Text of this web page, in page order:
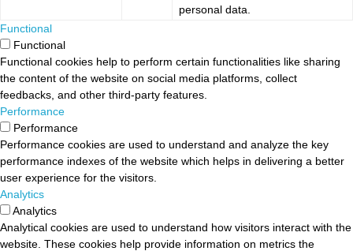
personal data.
Functional
Functional
Functional cookies help to perform certain functionalities like sharing
the content of the website on social media platforms, collect
feedbacks, and other third-party features.
Performance
Performance
Performance cookies are used to understand and analyze the key
performance indexes of the website which helps in delivering a better
user experience for the visitors.
Analytics
Analytics
Analytical cookies are used to understand how visitors interact with the
website. These cookies help provide information on metrics the